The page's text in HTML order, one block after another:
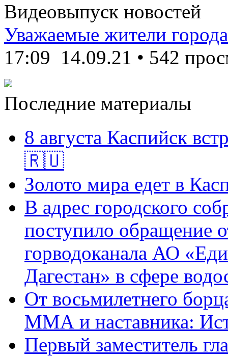
Видеовыпуск новостей
Уважаемые жители
17:09 14.09.21 • 542
Последние материалы
8 августа Каспийск
🇷🇺
Золото мира едет в
В адрес городского
поступило обращение
горводоканала АО
Дагестан» в сфере
От восьмилетнего
ММА и наставника:
Первый заместитель